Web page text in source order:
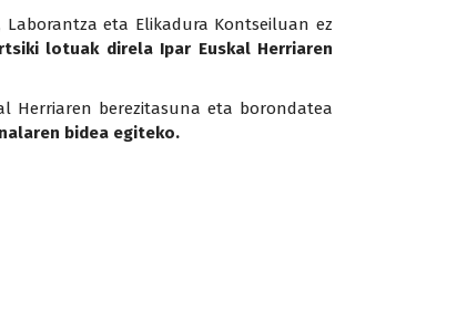
eta Elikadura Kontseiluan ez
lotuak direla Ipar Euskal Herriaren
Herriaren berezitasuna eta borondatea
bidea egiteko.